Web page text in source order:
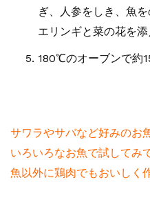
ぎ、人参をしき、魚
エリンギと菜の花を添
180℃のオーブンで約
サワラやサバなど好みのお
いろいろなお魚で試してみ
魚以外に鶏肉でもおいしく